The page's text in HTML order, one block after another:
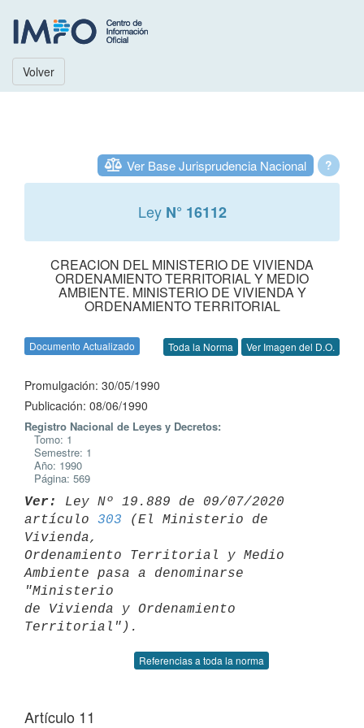
Volver
?
Ver Base Jurisprudencia Nacional
Ley N° 16112
CREACION DEL MINISTERIO DE VIVIENDA
ORDENAMIENTO TERRITORIAL Y MEDIO
AMBIENTE. MINISTERIO DE VIVIENDA Y
ORDENAMIENTO TERRITORIAL
Documento Actualizado Toda la Norma Ver Imagen del D.O.
Promulgación: 30/05/1990
Publicación: 08/06/1990
Registro Nacional de Leyes y Decretos:
Tomo: 1
Semestre: 1
Año: 1990
Página: 569
Ver:
Ley Nº 19.889 de 09/07/2020
artículo 303 (El Ministerio de
Vivienda,
Ordenamiento Territorial y Medio
Ambiente pasa a denominarse
"Ministerio
de Vivienda y Ordenamiento
Referencias a toda la norma
Artículo 11